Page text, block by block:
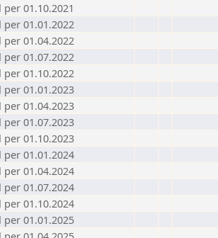
per 01.10.2021
per 01.01.2022
per 01.04.2022
per 01.07.2022
per 01.10.2022
per 01.01.2023
per 01.04.2023
per 01.07.2023
per 01.10.2023
per 01.01.2024
per 01.04.2024
per 01.07.2024
per 01.10.2024
per 01.01.2025